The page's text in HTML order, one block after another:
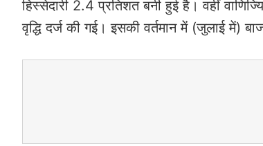
हिस्सेदारी 2.4 प्रतिशत बनी हुई है। वहीं
वृद्धि दर्ज की गई। इसकी वर्तमान में (जुलाई में)